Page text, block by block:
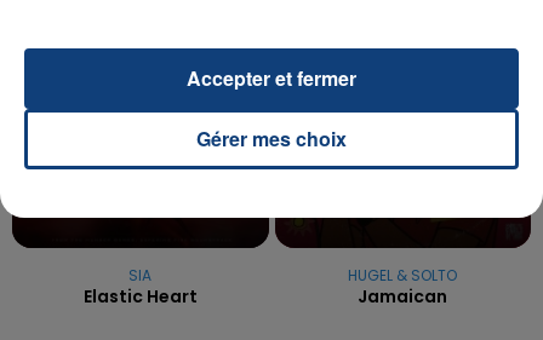
SIA
Elastic Heart
HUGEL & SOLTO
Jamaican
Gérer mes choix
Accepter et fermer